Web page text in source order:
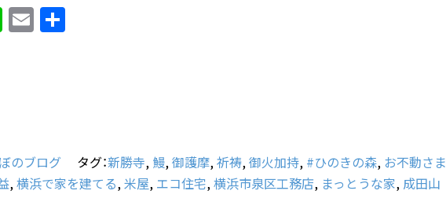
Li
n
E
m
のブログ タグ：新勝寺, 鰻,御護摩,祈祷,御火加持, #ひのきの森, お不動さま
,横浜で家を建てる,米屋, エコ住宅,横浜市泉区工務店, まっとうな家, 成田山